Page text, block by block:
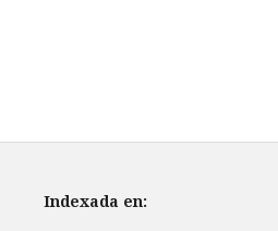
Indexada en: